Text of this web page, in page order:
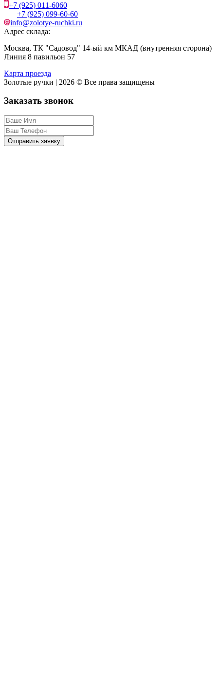
+7 (925) 011-6060
+7 (925) 099-60-60
info@zolotye-ruchki.ru
Адрес склада:
Москва, ТК "Садовод" 14-ый км МКАД (внутренняя сторона)
Линия 8 павильон 57
Карта проезда
Золотые ручки | 2026 © Все права защищены
Заказать звонок
Отправить заявку